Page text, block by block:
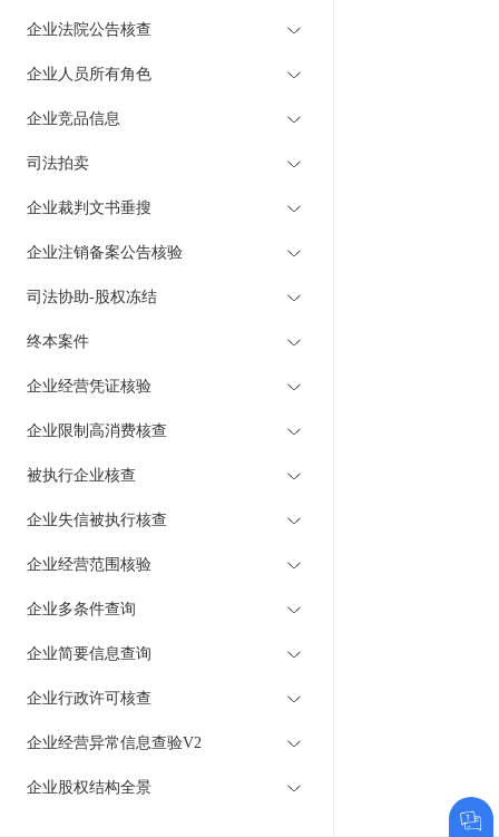
企业法院公告核查
企业人员所有角色
企业竞品信息
司法拍卖
企业裁判文书垂搜
企业注销备案公告核验
司法协助-股权冻结
终本案件
企业经营凭证核验
企业限制高消费核查
被执行企业核查
企业失信被执行核查
企业经营范围核验
企业多条件查询
企业简要信息查询
企业行政许可核查
企业经营异常信息查验V2
企业股权结构全景